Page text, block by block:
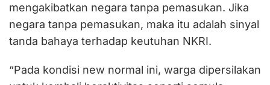
mengakibatkan negara tanpa pemasukan. Jika
negara tanpa pemasukan, maka itu adalah sinyal
tanda bahaya terhadap keutuhan NKRI.
“Pada kondisi new normal ini, warga dipersilakan